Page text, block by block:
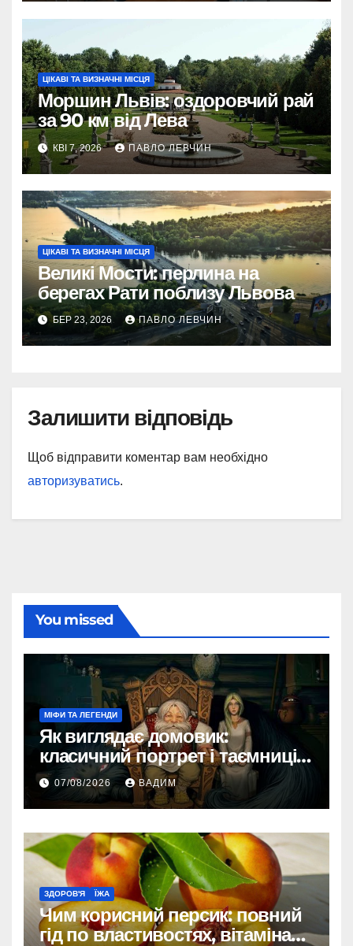
ЦІКАВІ ТА ВИЗНАЧНІ МІСЦЯ
Моршин Львів: оздоровчий рай
за 90 км від Лева
КВІ 7, 2026 ПАВЛО ЛЕВЧИН
ЦІКАВІ ТА ВИЗНАЧНІ МІСЦЯ
Великі Мости: перлина на
берегах Рати поблизу Львова
БЕР 23, 2026 ПАВЛО ЛЕВЧИН
Залишити відповідь
Щоб відправити коментар вам необхідно
авторизуватись.
You missed
МІФИ ТА ЛЕГЕНДИ
Як виглядає домовик:
класичний портрет і таємниці
зовнішності
07/08/2026 ВАДИМ
ЗДОРОВ'Я ЇЖА
Чим корисний персик: повний
гід по властивостях, вітамінах і